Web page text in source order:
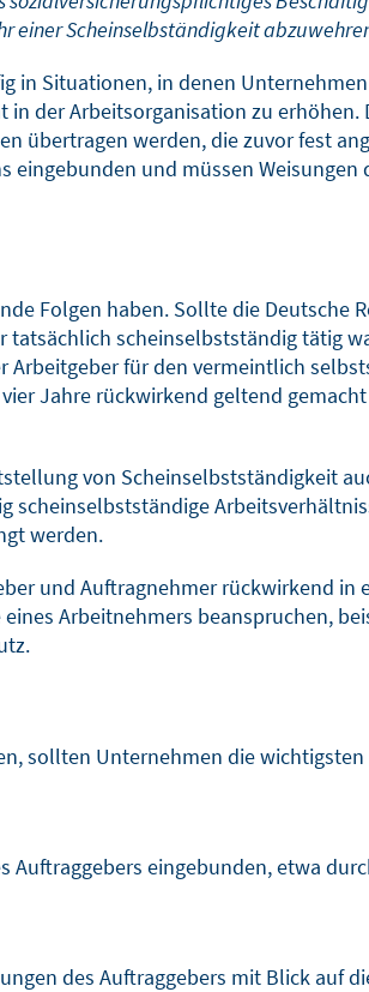
einer Scheinselbständigkeit
in Situationen, in denen
der Arbeitsorganisation zu erhöhen.
übertragen werden, die zuvor fest
und müssen Weisungen
Folgen haben. Sollte die Deutsche
scheinselbstständig tätig
Arbeitgeber für den vermeintlich
Jahre rückwirkend geltend
von Scheinselbstständigkeit
scheinselbstständige
werden.
und Auftragnehmer rückwirkend
Arbeitnehmers beanspruchen,
sollten Unternehmen die
Auftraggebers eingebunden, etwa
des Auftraggebers mit Blick auf